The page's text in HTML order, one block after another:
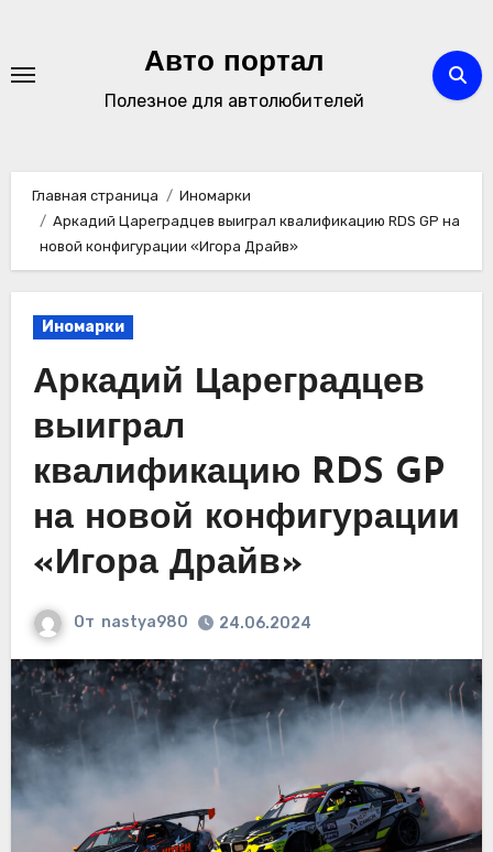
содержимому
Авто портал
Полезное для автолюбителей
Главная страница
Иномарки
Аркадий Цареградцев выиграл квалификацию RDS GP на
новой конфигурации «Игора Драйв»
Иномарки
Аркадий Цареградцев
выиграл
квалификацию RDS GP
на новой конфигурации
«Игора Драйв»
От nastya980 24.06.2024